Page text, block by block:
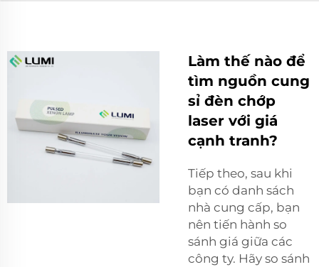
Làm thế nào để
tìm nguồn cung
sỉ đèn chớp
laser với giá
cạnh tranh?
Tiếp theo, sau khi
bạn có danh sách
nhà cung cấp, bạn
nên tiến hành so
sánh giá giữa các
công ty. Hãy so sánh